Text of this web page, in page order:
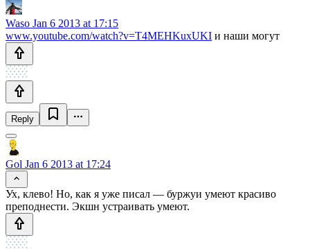
Waso Jan 6 2013 at 17:15
www.youtube.com/watch?v=T4MEHKuxUKI и наши могут
Reply
Gol Jan 6 2013 at 17:24
Ух, клево! Но, как я уже писал — буржуи умеют красиво
преподнести. Экшн устраивать умеют.